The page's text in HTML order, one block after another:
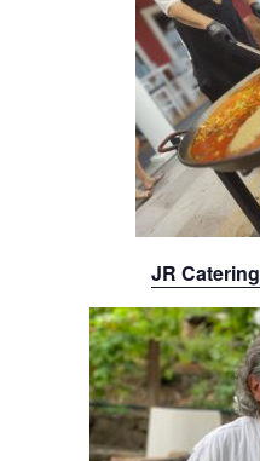
JR Catering